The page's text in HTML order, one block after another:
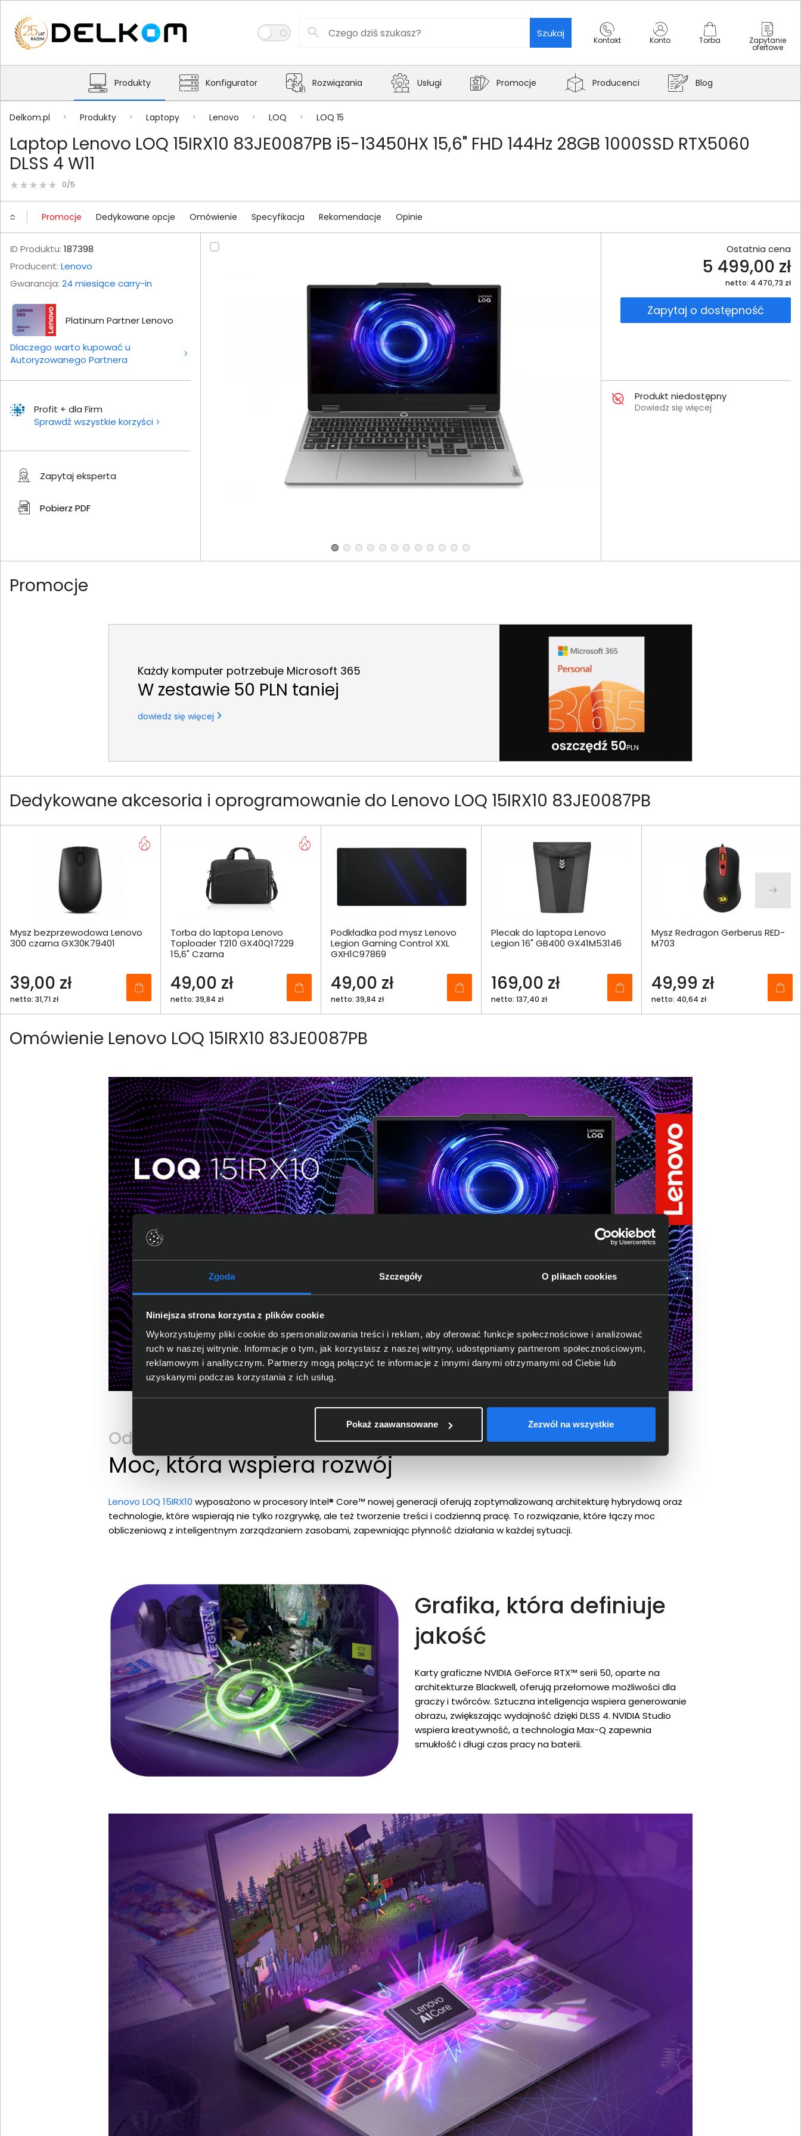
Zgoda Szczegóły O plikach cookies
Niniejsza strona korzysta z plików cookie
Wykorzystujemy pliki cookie do spersonalizowania treści i reklam, aby oferować funkcje społecznościowe i analizować
ruch w naszej witrynie. Informacje o tym, jak korzystasz z naszej witryny, udostępniamy partnerom społecznościowym,
reklamowym i analitycznym. Partnerzy mogą połączyć te informacje z innymi danymi otrzymanymi od Ciebie lub
uzyskanymi podczas korzystania z ich usług.
Pokaż zaawansowane Zezwól na wszystkie
Szukaj
Kontakt Konto Torba Zapytanie
ofertowe
Produkty Konfigurator Rozwiązania Usługi Promocje Producenci Blog
Delkom.pl Produkty Laptopy Lenovo LOQ LOQ 15
Laptop Lenovo LOQ 15IRX10 83JE0087PB i5-13450HX 15,6" FHD 144Hz 28GB 1000SSD RTX5060
DLSS 4 W11
0/5
Promocje Dedykowane opcje Omówienie Specyfikacja Rekomendacje Opinie
ID Produktu: 187398
Producent: Lenovo
Gwarancja: 24 miesiące carry-in
Platinum Partner Lenovo
Dlaczego warto kupować u
Autoryzowanego Partnera
Profit + dla Firm
Sprawdź wszystkie korzyści
Zapytaj eksperta
Pobierz PDF
Ostatnia cena
5 499,00 zł
netto: 4 470,73 zł
Zapytaj o dostępność
Produkt niedostępny
Dowiedz się więcej
Promocje
Każdy komputer potrzebuje Microsoft 365
W zestawie 50 PLN taniej
dowiedz się więcej
Dedykowane akcesoria i oprogramowanie do Lenovo LOQ 15IRX10 83JE0087PB
Mysz bezprzewodowa Lenovo
300 czarna GX30K79401
39,00 zł
netto: 31,71 zł
Torba do laptopa Lenovo
Toploader T210 GX40Q17229
15,6" Czarna
49,00 zł
netto: 39,84 zł
Podkładka pod mysz Lenovo
Legion Gaming Control XXL
GXH1C97869
49,00 zł
netto: 39,84 zł
Plecak do laptopa Lenovo
Legion 16" GB400 GX41M53146
169,00 zł
netto: 137,40 zł
Mysz Redragon Gerberus RED-
M703
49,99 zł
netto: 40,64 zł
Omówienie Lenovo LOQ 15IRX10 83JE0087PB
Odkryj Lenovo LOQ 15IRX10
Moc, która wspiera rozwój
Lenovo LOQ 15IRX10 wyposażono w procesory Intel® Core™ nowej generacji oferują zoptymalizowaną architekturę hybrydową oraz
technologie, które wspierają nie tylko rozgrywkę, ale też tworzenie treści i codzienną pracę. To rozwiązanie, które łączy moc
obliczeniową z inteligentnym zarządzaniem zasobami, zapewniając płynność działania w każdej sytuacji.
Grafika, która definiuje
jakość
Karty graficzne NVIDIA GeForce RTX™ serii 50, oparte na
architekturze Blackwell, oferują przełomowe możliwości dla
graczy i twórców. Sztuczna inteligencja wspiera generowanie
obrazu, zwiększając wydajność dzięki DLSS 4. NVIDIA Studio
wspiera kreatywność, a technologia Max-Q zapewnia
smukłość i długi czas pracy na baterii.